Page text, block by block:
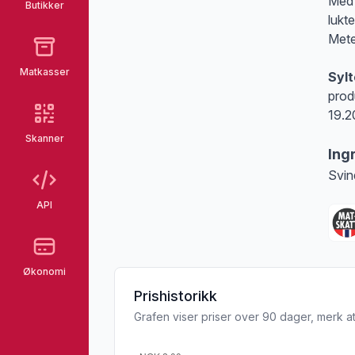
Butikker
Matkasser
Skanner
API
Økonomi
Prishistorikk
Grafen viser priser over 90 dager, merk